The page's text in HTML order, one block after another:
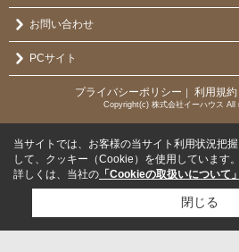
お問い合わせ
PCサイト
プライバシーポリシー 利用規約
Copyright(c) 株式会社イーハウス All
当サイトでは、お客様の当サイト利用状況把
して、クッキー（Cookie）を使用しています。
詳しくは、当社の 「Cookieの取扱いについて」
閉じる